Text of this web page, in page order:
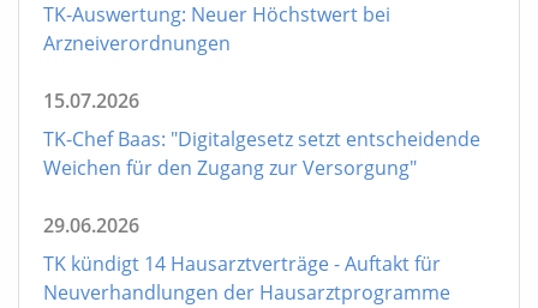
TK-Auswertung: Neuer Höchstwert bei
Arzneiverordnungen
15.07.2026
TK-Chef Baas: "Digitalgesetz setzt entscheidende
Weichen für den Zugang zur Versorgung"
29.06.2026
TK kündigt 14 Hausarztverträge - Auftakt für
Neuverhandlungen der Hausarztprogramme